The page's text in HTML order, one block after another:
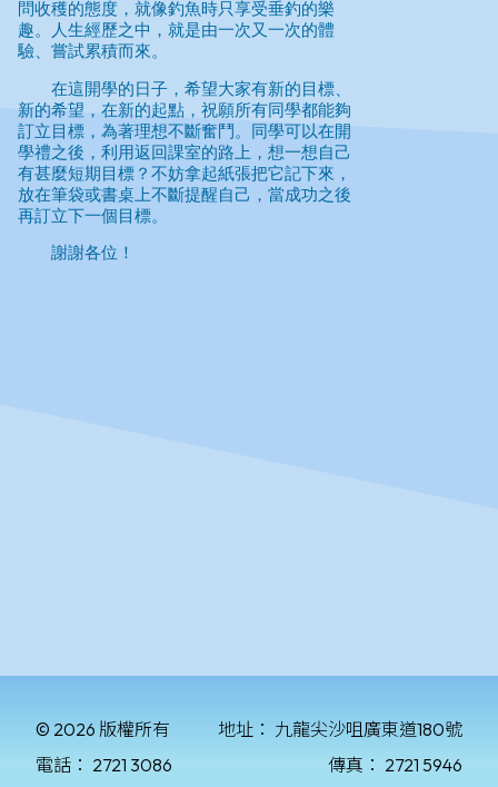
© 2026 版權所有 地址： 九龍尖沙咀廣東道180號
電話： 2721 3086 傳真： 2721 5946